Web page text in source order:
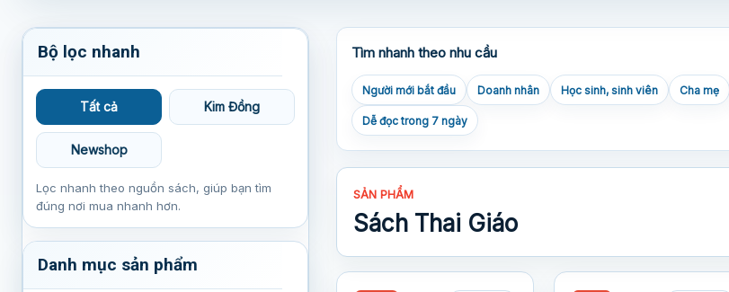
Bộ lọc nhanh
Tất cả Kim Đồng
Newshop
Lọc nhanh theo nguồn sách, giúp bạn tìm
đúng nơi mua nhanh hơn.
Danh mục sản phẩm
Tìm nhanh theo nhu cầu
Người mới bắt đầu Doanh nhân Học sinh, sinh viên Cha mẹ
Dễ đọc trong 7 ngày
SẢN PHẨM
Sách Thai Giáo